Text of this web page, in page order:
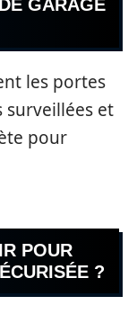
GARAGE
les portes
surveillées et
pour
POUR
?